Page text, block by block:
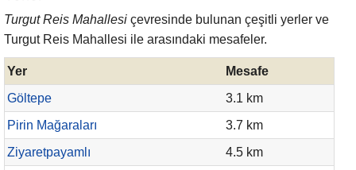
Turgut Reis Mahallesi çevresinde bulunan çeşitli yerler ve
Turgut Reis Mahallesi ile arasındaki mesafeler.
Yer
Mesafe
Göltepe
3.1 km
Pirin Mağaraları
3.7 km
Ziyaretpayamlı
4.5 km